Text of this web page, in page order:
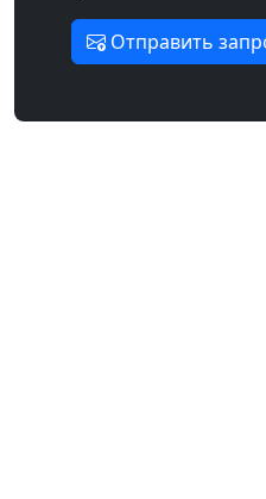
Отправить